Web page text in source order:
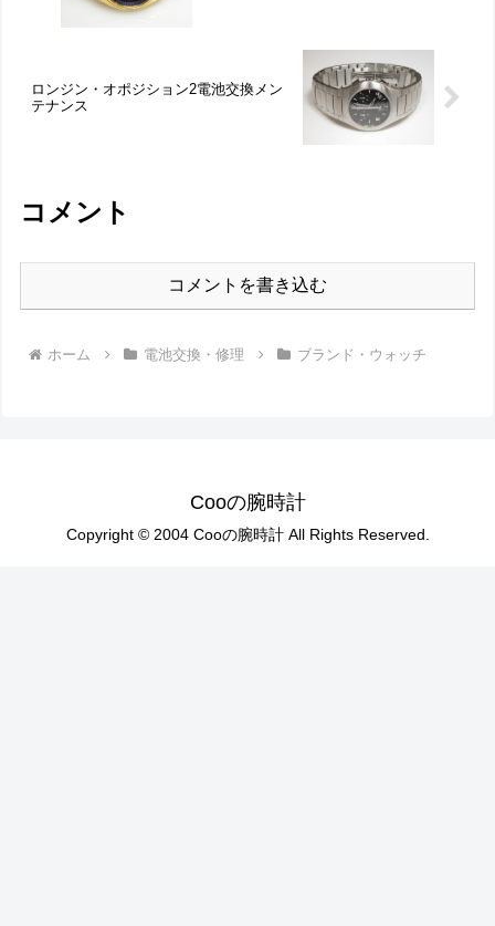
ロンジン・オポジション2電池交換メン
テナンス
コメント
コメントを書き込む
ホーム 電池交換・修理 ブランド・ウォッチ
Cooの腕時計
Copyright © 2004 Cooの腕時計 All Rights Reserved.